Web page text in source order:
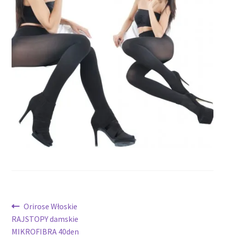
Wszystkie
produkty
Recenzje
menu
potomne
Nawigacja
wpisu
Poprzedni
wpis:
Orirose Włoskie
RAJSTOPY damskie
MIKROFIBRA 40den